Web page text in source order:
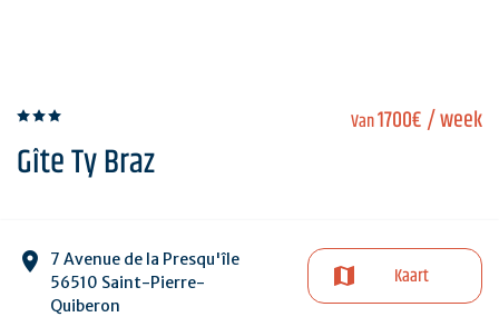
Van1700€/ week
Gîte Ty Braz
7 Avenue de la Presqu'île
56510 Saint-Pierre-
Quiberon
Kaart